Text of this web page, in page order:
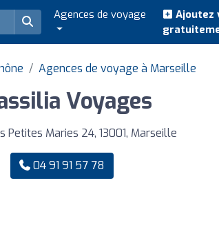
Agences de voyage
Ajoutez
Agences de voyage à Marseille
Voyages
Petites Maries 24, 13001, Marseille
04 91 91 57 78